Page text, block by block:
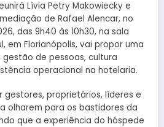
Lívia Petry Makowiecky e
de Rafael Alencar, no
das 9h40 às 10h30, na sala
em Florianópolis, vai propor uma
de pessoas, cultura
operacional na hotelaria.
proprietários, líderes e
olharem para os bastidores da
que a experiência do hóspede